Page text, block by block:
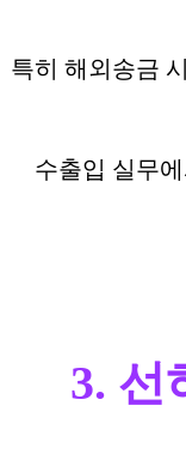
특히 해외송금
수출입 실무
3. 선